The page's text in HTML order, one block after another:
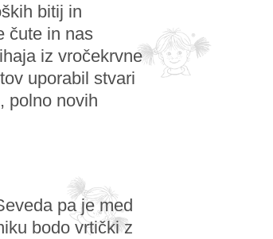
bitij in
čute in nas
iz vročekrvne
uporabil stvari
polno novih
pa je med
bodo vrtički z